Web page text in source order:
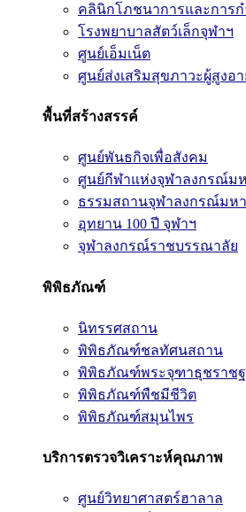
คลินิกโภชนาการและการ
โรงพยาบาลสัตว์เล็กจุฬาฯ
ศูนย์เอ็มเน็ต
ศูนย์ส่งเสริมสุขภาวะผู้สูงอา
พื้นที่สร้างสรรค์
ศูนย์พันธกิจเพื่อสังคม
ศูนย์กีฬาแห่งจุฬาลงกรณ์ม
ธรรมสถานจุฬาลงกรณ์มห
อุทยาน 100 ปี จุฬาฯ
จุฬาลงกรณ์ราชบรรณาลัย
พิพิธภัณฑ์
นิทรรศสถาน
พิพิธภัณฑ์ชลทัศนสถาน
พิพิธภัณฑ์พระจุฑาธุชราช
พิพิธภัณฑ์พืชมีชีวิต
พิพิธภัณฑ์สมุนไพร
บริการตรวจวิเคราะห์คุณภาพ
ศูนย์วิทยาศาสตร์ฮาลาล